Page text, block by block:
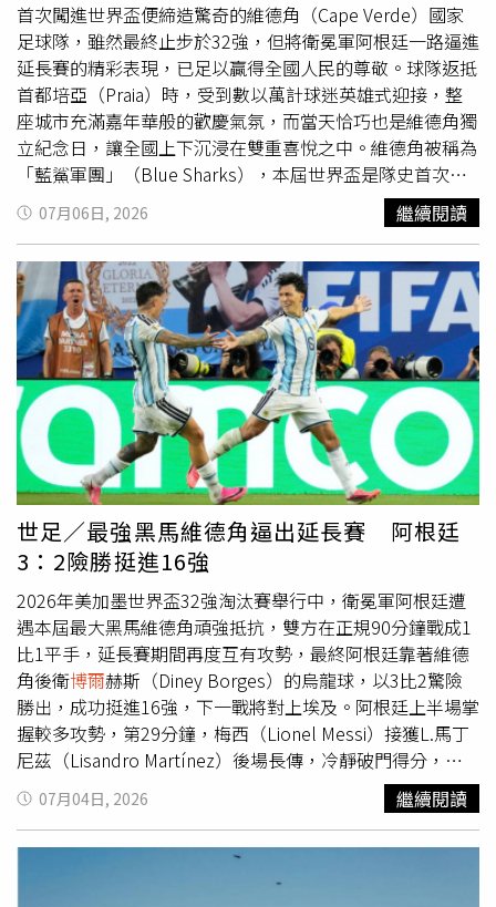
首次闖進世界盃便締造驚奇的維德角（Cape Verde）國家
足球隊，雖然最終止步於32強，但將衛冕軍阿根廷一路逼進
延長賽的精彩表現，已足以贏得全國人民的尊敬。球隊返抵
首都培亞（Praia）時，受到數以萬計球迷英雄式迎接，整
座城市充滿嘉年華般的歡慶氣氛，而當天恰巧也是維德角獨
立紀念日，讓全國上下沉浸在雙重喜悅之中。維德角被稱為
「藍鯊軍團」（Blue Sharks），本屆世界盃是隊史首次站
上這項世界最高殿堂。儘管最終在淘汰賽敗給衛冕冠軍阿根
廷，無緣晉級，但精彩表現已寫下國家足球歷史的新頁。當
球隊搭機返抵培亞機場時，大批球迷早已守候迎接。現場鼓
聲震天、歌聲不斷，球迷揮舞國旗、高喊球員名字，載歌載
舞，將機場變成大型嘉年華會。世界盃期間表現亮眼、受到
全球球迷矚目的門將沃津哈（Vozinha，本名Josimar José
Évora Dias）受訪時表示：「能回國和人民一起站在這裡，
對我們而言是非常重要的一刻，原本希望能走得更遠，但可
惜沒有辦法晉級下一輪。現在我們只想享受這一刻，和全國
人民一起慶祝。」一名到場接機的球迷表示，維德角隊史首
次參加世界盃，就能與西班牙、烏拉圭等世界強權正面抗
衡，令人感到無比驕傲。機場歡迎儀式結束後，全隊搭乘敞
篷卡車展開英雄遊行，沿途數以千計球迷夾道歡迎。陽光下
國旗迎風飄揚，鼓手走上街頭演奏，舞蹈團體也加入慶典，
整座城市洋溢歡樂氣氛。沃津哈還拍下感人的一幕，當飛機
緩緩滑向停機坪時，停機坪工作人員紛紛跪地、低頭致意，
迎接國家英雄歸來。更巧的是，球隊返國當天正值維德角獨
立紀念日，也讓原本就充滿節慶氣氛的日子更加熱鬧。維德
角人口僅約50萬人，是歷史上國土面積最小、卻成功闖進世
界盃的國家。世界盃開踢前，球隊世界排名僅第67名，小組
賽3戰全部踢和，其中首戰更以0比0逼平歐洲冠軍西班牙，
成功晉級淘汰賽，跌破各界眼鏡。面對梅西（Lionel
Messi）領軍的阿根廷，維德角一度將其逼進延長賽，可惜
後衛博爾赫斯（Diney Borges）烏龍球讓阿根廷拿到致勝
分，最後雖以2比3不敵落敗，但表現已贏得全世界足球迷的
尊敬。維德角國家足球隊返國「萬人迎接」。（圖／達志／
07月06日, 2026 繼續閱讀
世足／最強黑馬維德角逼出延長賽 阿根廷
3：2險勝挺進16強
2026年美加墨世界盃32強淘汰賽舉行中，衛冕軍阿根廷遭
遇本屆最大黑馬維德角頑強抵抗，雙方在正規90分鐘戰成1
比1平手，延長賽期間再度互有攻勢，最終阿根廷靠著維德
角後衛博爾赫斯（Diney Borges）的烏龍球，以3比2驚險
勝出，成功挺進16強，下一戰將對上埃及。阿根廷上半場掌
握較多攻勢，第29分鐘，梅西（Lionel Messi）接獲L.馬丁
尼茲（Lisandro Martínez）後場長傳，冷靜破門得分，幫
助球隊率先取得1比0領先，也帶著優勢進入中場休息。阿根
廷球員梅西（10號）攻破了佛得角門將沃津哈（1號）的十
指關，打入了阿根廷隊的首粒進球。（圖／達志／美聯社）
易邊再戰，維德角展現黑馬韌性，第59分鐘，門德斯
（Ryan Mendes）送出助攻，杜阿爾特（Deroy Duarte）禁
07月04日, 2026 繼續閱讀